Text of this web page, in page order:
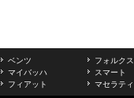
ベンツ フォルク
マイバッハ
スマート
フィアット
マセラティ